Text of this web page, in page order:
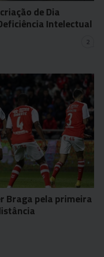
de Dia
Intelectual
2
Braga pela primeira